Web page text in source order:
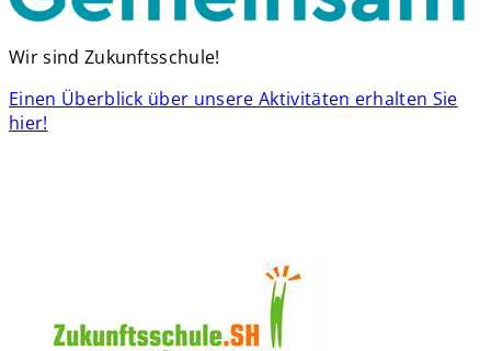
Wir sind Zukunftsschule!
Einen Überblick über unsere Aktivitäten erhalten Sie
hier!